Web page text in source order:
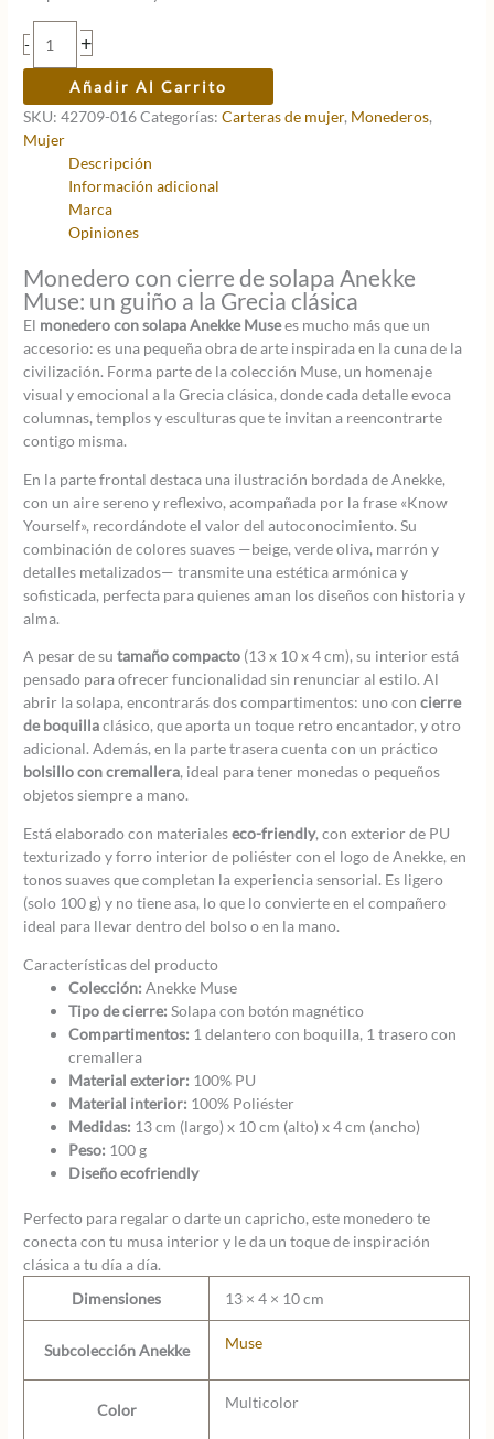
era:
22,95 €.
-
Monedero
con
solapa
Anekke
Muse
cantidad
+
Añadir Al Carrito
SKU:42709-016Categorías:Carteras de mujer, Monederos,
Mujer
Descripción
Información adicional
Marca
Opiniones
Monedero con cierre de solapa Anekke
Muse: un guiño a la Grecia clásica
El monedero con solapa Anekke Musees mucho más que un
accesorio: es una pequeña obra de arte inspirada en la cuna de la
civilización. Forma parte de la colección Muse, un homenaje
visual y emocional a la Grecia clásica, donde cada detalle evoca
columnas, templos y esculturas que te invitan a reencontrarte
contigo misma.
En la parte frontal destaca una ilustración bordada de Anekke,
con un aire sereno y reflexivo, acompañada por la frase «Know
Yourself», recordándote el valor del autoconocimiento. Su
combinación de colores suaves —beige, verde oliva, marrón y
detalles metalizados— transmite una estética armónica y
sofisticada, perfecta para quienes aman los diseños con historia y
alma.
A pesar de sutamaño compacto (13 x 10 x 4 cm), su interior está
pensado para ofrecer funcionalidad sin renunciar al estilo. Al
abrir la solapa, encontrarás dos compartimentos: uno concierre
de boquillaclásico, que aporta un toque retro encantador, y otro
adicional. Además, en la parte trasera cuenta con un práctico
bolsillo con cremallera, ideal para tener monedas o pequeños
objetos siempre a mano.
Está elaborado con materialeseco-friendly, con exterior de PU
texturizado y forro interior de poliéster con el logo de Anekke, en
tonos suaves que completan la experiencia sensorial. Es ligero
(solo 100 g) y no tiene asa, lo que lo convierte en el compañero
ideal para llevar dentro del bolso o en la mano.
Características del producto
Colección: Anekke Muse
Tipo de cierre: Solapa con botón magnético
Compartimentos: 1 delantero con boquilla, 1 trasero con
cremallera
Material exterior: 100% PU
Material interior: 100% Poliéster
Medidas: 13 cm (largo) x 10 cm (alto) x 4 cm (ancho)
Peso: 100 g
Diseño ecofriendly
Perfecto para regalar o darte un capricho, este monedero te
conecta con tu musa interior y le da un toque de inspiración
clásica a tu día a día.
Dimensiones
13 × 4 × 10 cm
Subcolección Anekke Muse
Color Multicolor